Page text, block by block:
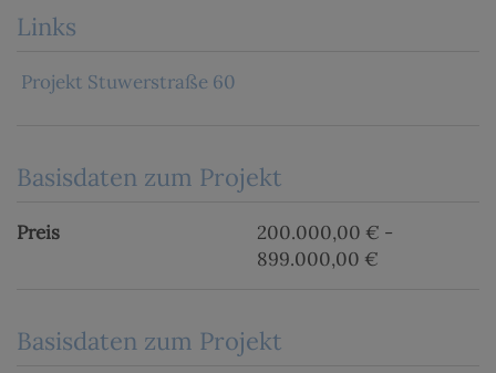
Links
Projekt Stuwerstraße 60
Basisdaten zum Projekt
Preis
200.000,00 € -
899.000,00 €
Basisdaten zum Projekt